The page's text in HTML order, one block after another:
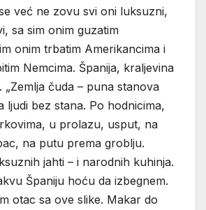
već ne zovu svi oni luksuzni,
sa sim onim guzatim
onim trbatim Amerikancima i
Nemcima. Španija, kraljevina
„Zemlja čuda – puna stanova
ljudi bez stana. Po hodnicima,
u prolazu, usput, na
na putu prema groblju.
jahti – i narodnih kuhinja.
Španiju hoću da izbegnem.
otac sa ove slike. Makar do